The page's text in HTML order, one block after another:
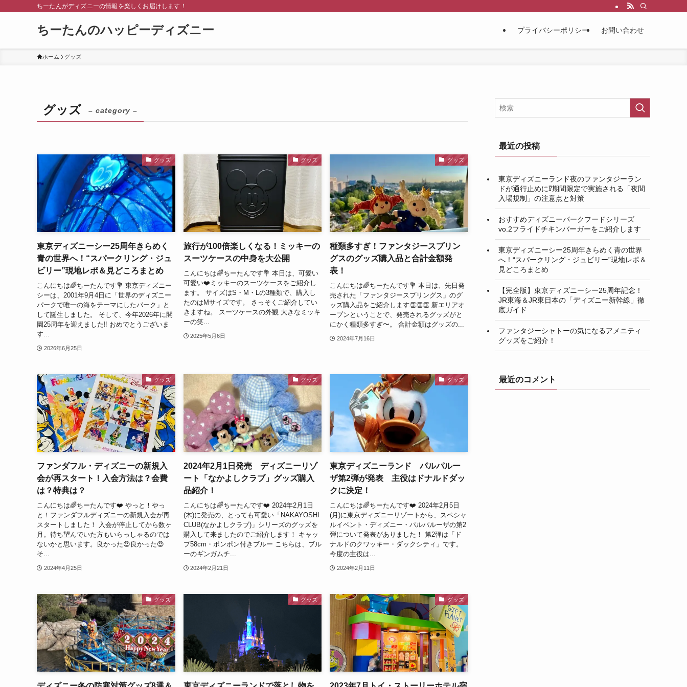
ちーたんがディズニーの情報を楽しくお届けします！
ちーたんのハッピーディズニー プライバシーポリシー お問い合わせ
ホーム グッズ
グッズ – category –
グッズ
東京ディズニーシー25周年きらめく
青の世界へ！“スパークリング・ジュ
ビリー”現地レポ＆見どころまとめ
こんにちは🌈ちーたんです💐 東京ディズニー
シーは、2001年9月4日に「世界のディズニー
パークで唯一の海をテーマにしたパーク」と
して誕生しました。 そして、今年2026年に開
園25周年を迎えました‼️ おめでとうございま
す...
2026年6月25日
グッズ
旅行が100倍楽しくなる！ミッキーの
スーツケースの中身を大公開
こんにちは🌈ちーたんです💐 本日は、可愛い
可愛い❤️ミッキーのスーツケースをご紹介し
ます。 サイズはS・M・Lの3種類で、購入し
たのはMサイズです。 さっそくご紹介してい
きますね。 スーツケースの外観 大きなミッキ
ーの笑...
2025年5月6日
グッズ
種類多すぎ！ファンタジースプリン
グスのグッズ購入品と合計金額発
表！
こんにちは🌈ちーたんです💐 本日は、先日発
売された「ファンタジースプリングス」のグ
ッズ購入品をご紹介します👏👏👏 新エリアオ
ープンということで、発売されるグッズがと
にかく種類多すぎ〜。 合計金額はグッズの...
2024年7月16日
グッズ
ファンダフル・ディズニーの新規入
会が再スタート！入会方法は？会費
は？特典は？
こんにちは🌈ちーたんです❤️ やっと！やっ
と！ファンダフルディズニーの新規入会が再
スタートしました！ 入会が停止してから数ヶ
月。待ち望んでいた方もいらっしゃるのでは
ないかと思います。良かった😍良かった😍
そ...
2024年4月25日
グッズ
2024年2月1日発売 ディズニーリゾ
ート「なかよしクラブ」グッズ購入
品紹介！
こんにちは🌈ちーたんです❤️ 2024年2月1日
(木)に発売の、とっても可愛い「NAKAYOSHI
CLUB(なかよしクラブ)」シリーズのグッズを
購入して来ましたのでご紹介します！ キャッ
プ58cm・ポンポン付きブルー こちらは、ブル
ーのギンガムチ...
2024年2月21日
グッズ
東京ディズニーランド パルパルー
ザ第2弾が発表 主役はドナルドダッ
クに決定！
こんにちは🌈ちーたんです❤️ 2024年2月5日
(月)に東京ディズニーリゾートから、スペシャ
ルイベント・ディズニー・パルパルーザの第2
弾について発表がありました！ 第2弾は「ド
ナルドのクワッキー・ダックシティ」です。
今度の主役は...
2024年2月11日
グッズ グッズ グッズ
最近の投稿
東京ディズニーランド夜のファンタジーラン
ドが通行止めに⁉︎期間限定で実施される「夜間
入場規制」の注意点と対策
おすすめディズニーパークフードシリーズ
vo.2フライドチキンバーガーをご紹介します
東京ディズニーシー25周年きらめく青の世界
へ！“スパークリング・ジュビリー”現地レポ＆
見どころまとめ
【完全版】東京ディズニーシー25周年記念！
JR東海＆JR東日本の「ディズニー新幹線」徹
底ガイド
ファンタジーシャトーの気になるアメニティ
グッズをご紹介！
最近のコメント